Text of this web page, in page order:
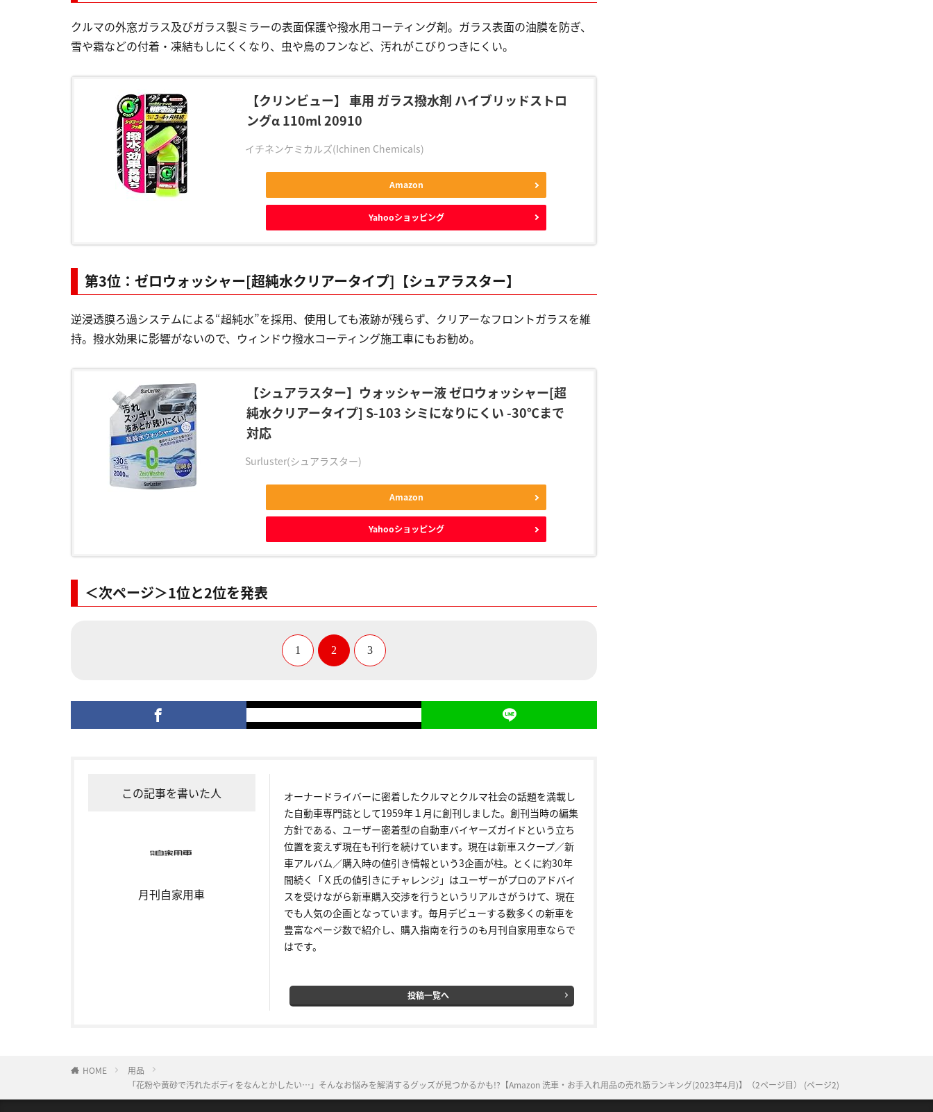
クルマの外窓ガラス及びガラス製ミラーの表面保護や撥水用コーティング剤。ガラス表面の油膜を防ぎ、
雪や霜などの付着・凍結もしにくくなり、虫や鳥のフンなど、汚れがこびりつきにくい。
【クリンビュー】 車用 ガラス撥水剤 ハイブリッドストロ
ングα 110ml 20910
イチネンケミカルズ(Ichinen Chemicals)
Amazon
Yahooショッピング
第3位：ゼロウォッシャー[超純水クリアータイプ]【シュアラスター】
逆浸透膜ろ過システムによる“超純水”を採用、使用しても液跡が残らず、クリアーなフロントガラスを維
持。撥水効果に影響がないので、ウィンドウ撥水コーティング施工車にもお勧め。
【シュアラスター】ウォッシャー液 ゼロウォッシャー[超
純水クリアータイプ] S-103 シミになりにくい -30℃まで
対応
Surluster(シュアラスター)
Amazon
Yahooショッピング
＜次ページ＞1位と2位を発表
1 2 3
この記事を書いた人
月刊自家用車
オーナードライバーに密着したクルマとクルマ社会の話題を満載し
た自動車専門誌として1959年１月に創刊しました。創刊当時の編集
方針である、ユーザー密着型の自動車バイヤーズガイドという立ち
位置を変えず現在も刊行を続けています。現在は新車スクープ／新
車アルバム／購入時の値引き情報という3企画が柱。とくに約30年
間続く「Ｘ氏の値引きにチャレンジ」はユーザーがプロのアドバイ
スを受けながら新車購入交渉を行うというリアルさがうけて、現在
でも人気の企画となっています。毎月デビューする数多くの新車を
豊富なページ数で紹介し、購入指南を行うのも月刊自家用車ならで
はです。
投稿一覧へ
HOME
用品
「花粉や黄砂で汚れたボディをなんとかしたい…」そんなお悩みを解消するグッズが見つかるかも!?【Amazon 洗車・お手入れ用品の売れ筋ランキング(2023年4月)】（2ページ目） (ページ2)